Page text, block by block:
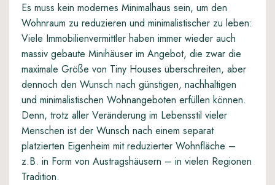
Es muss kein modernes Minimalhaus sein, um den
Wohnraum zu reduzieren und minimalistischer zu leben:
Viele Immobilienvermittler haben immer wieder auch
massiv gebaute Minihäuser im Angebot, die zwar die
maximale Größe von Tiny Houses überschreiten, aber
dennoch den Wunsch nach günstigen, nachhaltigen
und minimalistischen Wohnangeboten erfüllen können.
Denn, trotz aller Veränderung im Lebensstil vieler
Menschen ist der Wunsch nach einem separat
platzierten Eigenheim mit reduzierter Wohnfläche –
z.B. in Form von Austragshäusern – in vielen Regionen
Tradition.